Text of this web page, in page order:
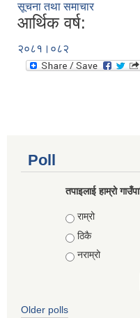
सूचना तथा समाचार
आर्थिक वर्ष:
२०८१।०८२
Poll
तपाइलाई हाम्रो
Choices
राम्रो
ठिकै
नराम्रो
Older polls